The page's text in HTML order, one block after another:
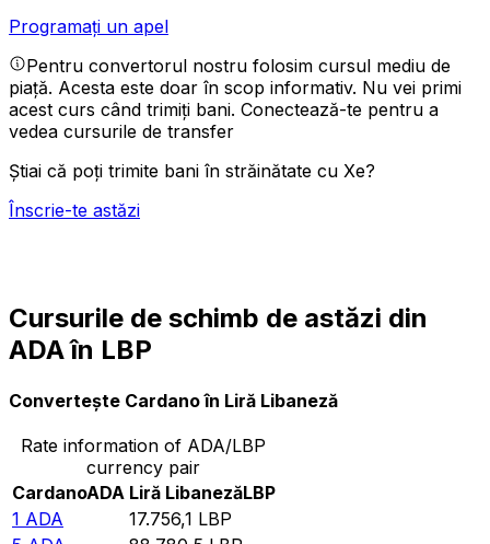
Programați un apel
Pentru convertorul nostru folosim cursul mediu de
piață. Acesta este doar în scop informativ. Nu vei primi
acest curs când trimiți bani. Conectează-te pentru a
vedea cursurile de transfer
Știai că poți trimite bani în străinătate cu Xe?
Înscrie-te astăzi
Cursurile de schimb de astăzi din
ADA în LBP
Convertește Cardano în Liră Libaneză
Rate information of ADA/LBP
currency pair
CardanoADA Liră LibanezăLBP
1 ADA 17.756,1 LBP